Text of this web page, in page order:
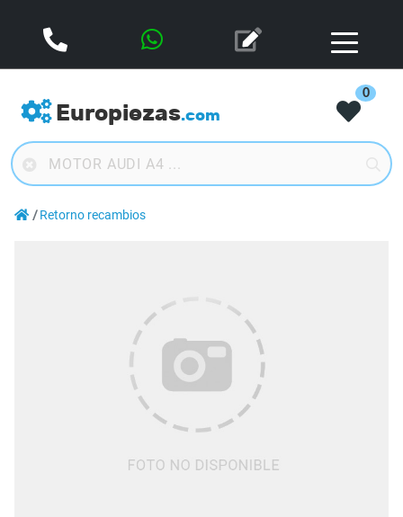
Europiezas.com
0
Retorno recambios